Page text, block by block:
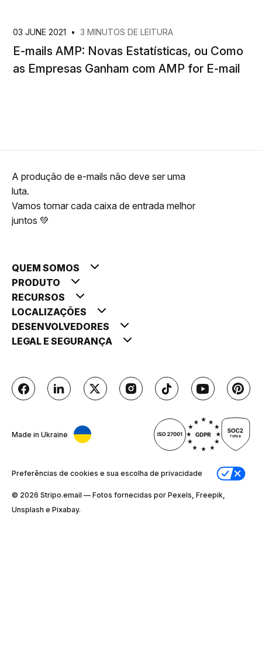
03 JUNE 2021 • 3 MINUTOS DE LEITURA
E-mails AMP: Novas Estatísticas, ou Como
as Empresas Ganham com AMP for E-mail
A produção de e-mails não deve ser uma
luta.
Vamos tornar cada caixa de entrada melhor
juntos 💚
QUEM SOMOS
PRODUTO
RECURSOS
LOCALIZAÇÕES
DESENVOLVEDORES
LEGAL E SEGURANÇA
Made in Ukraine
Preferências de cookies e sua escolha de privacidade
© 2026 Stripо.email — Fotos fornecidas por Pexels, Freepik,
Unsplash e Pixabay.